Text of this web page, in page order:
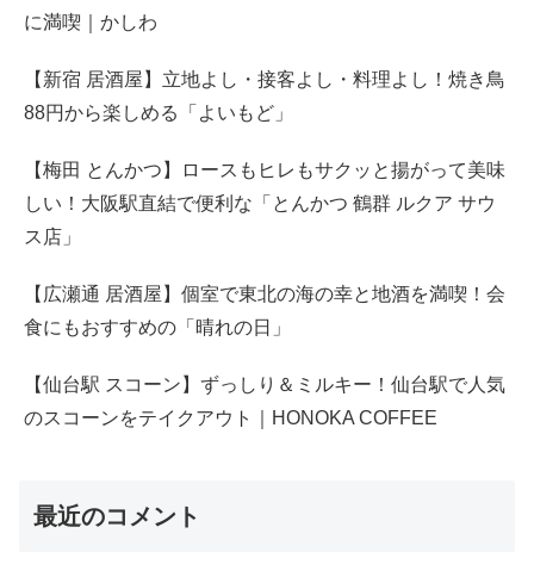
に満喫｜かしわ
【新宿 居酒屋】立地よし・接客よし・料理よし！焼き鳥
88円から楽しめる「よいもど」
【梅田 とんかつ】ロースもヒレもサクッと揚がって美味
しい！大阪駅直結で便利な「とんかつ 鶴群 ルクア サウ
ス店」
【広瀬通 居酒屋】個室で東北の海の幸と地酒を満喫！会
食にもおすすめの「晴れの日」
【仙台駅 スコーン】ずっしり＆ミルキー！仙台駅で人気
のスコーンをテイクアウト｜HONOKA COFFEE
最近のコメント